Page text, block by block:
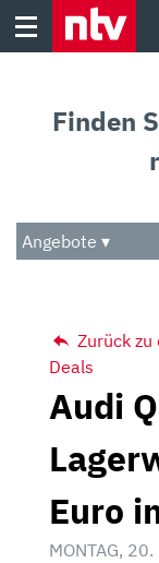
Skip
Audio
Das Beste
Finden
Angebote ▾
Zurück zu
Deals
Audi
Euro
MONTAG,